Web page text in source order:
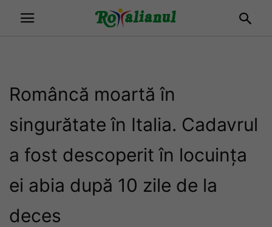
Româncă moartă în
singurătate în Italia. Cadavrul
a fost descoperit în locuința
ei abia după 10 zile de la
deces